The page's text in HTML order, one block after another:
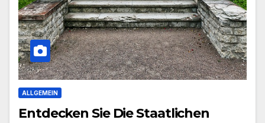
ALLGEMEIN
Entdecken Sie Die Staatlichen